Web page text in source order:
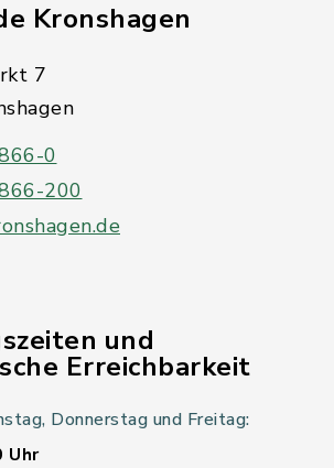
Kronshagen
7
0
200
und
Erreichbarkeit
Donnerstag und Freitag:
Uhr